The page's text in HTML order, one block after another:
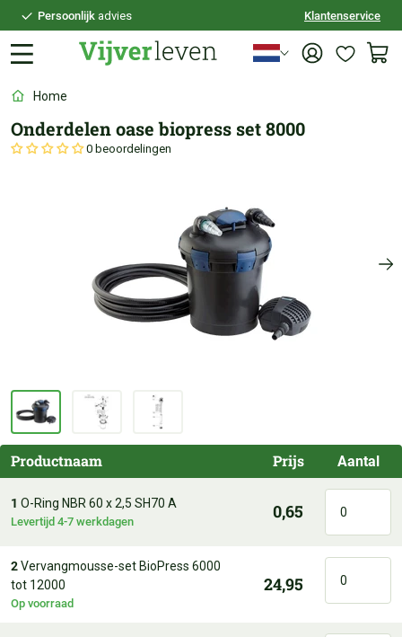
Persoonlijk advies
21:30besteld,vandaagverzonden
Persoonlijkadvies
Klantenservice
Home
Onderdelen oase biopress set 8000
0 beoordelingen
Productnaam Prijs Aantal
1 O-Ring NBR 60 x 2,5 SH70 A
Levertijd 4-7 werkdagen 0,65
2Vervangmousse-set BioPress 6000
tot 12000
Op voorraad
24,95